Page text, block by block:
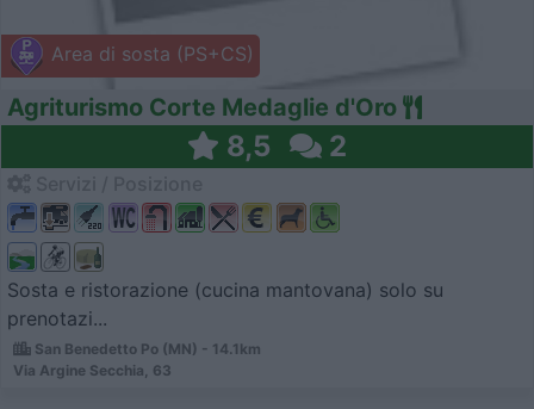
Area di sosta (PS+CS)
Agriturismo Corte Medaglie d'Oro
8,5 2
Sosta e ristorazione (cucina mantovana) solo su
prenotazi...
San Benedetto Po (MN) - 14.1km
Via Argine Secchia, 63